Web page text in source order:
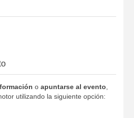
o apuntarse al evento
utilizando la siguiente opción: